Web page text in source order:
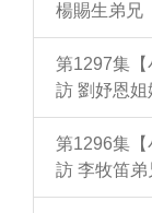
楊賜生弟兄
第1297集【
訪 劉妤恩姐
第1296集【
訪 李牧笛弟